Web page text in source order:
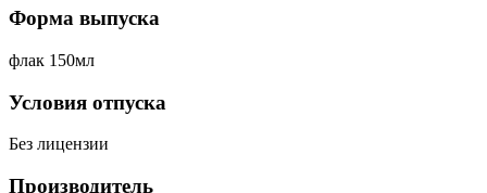
Форма выпуска
флак 150мл
Условия отпуска
Без лицензии
Производитель